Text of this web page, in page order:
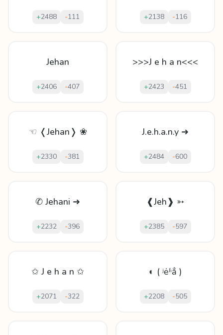
+2488 -111 +2138 -116
Jehan
+2406 -407
>>>J e h a n<<<
+2423 -451
☜ ❬Jehan❭ ❀
+2330 -381
J.e.h.a.n.y ➜
+2484 -600
✆ Jehani ➜
+2232 -396
❰Jeh❱ ➳
+2385 -597
✩ J e h a n ✩
+2071 -322
◐ ( ʲėʱẳ )
+2208 -505